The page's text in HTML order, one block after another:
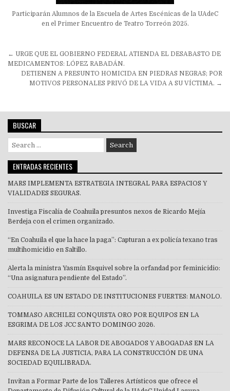
Participarán Alumnos de la Escuela de Artes Escénicas de la UAdeC
en el Primer Encuentro de Teatro Torreón 2025.
Navegación
de
entradas
← URGE QUE EL GOBIERNO FEDERAL ATIENDA EL DESABASTO DE
MEDICAMENTOS: LÓPEZ RABADÁN.
DETIENEN A PRESUNTO HOMICIDA EN PIEDRAS NEGRAS; POR
MOTIVOS PERSONALES PRIVÓ DE LA VIDA A SU VÍCTIMA. →
BUSCAR
Search
for:
ENTRADAS RECIENTES
MARS IMPLEMENTA ESTRATEGIA INTEGRAL PARA ESPACIOS Y
VIALIDADES SEGURAS.
Investiga Fiscalía de Coahuila presuntos nexos de Ricardo Mejía
Berdeja con el crimen organizado.
“En Coahuila el que la hace la paga”: Capturan a ex policía texano tras
multihomicidio en Saltillo.
Alerta la ministra Yasmín Esquivel sobre la orfandad por feminicidio:
“Una asignatura pendiente del Estado”.
COAHUILA ES UN ESTADO DE INSTITUCIONES FUERTES: MANOLO.
TOMMASO ARCHILEI CONQUISTA ORO POR EQUIPOS EN LA
ESGRIMA DE LOS JCC SANTO DOMINGO 2026.
MARS RECONOCE LA LABOR DE ABOGADOS Y ABOGADAS EN LA
DEFENSA DE LA JUSTICIA, PARA LA CONSTRUCCIÓN DE UNA
SOCIEDAD EQUILIBRADA.
Invitan a Formar Parte de los Talleres Artísticos que ofrece el